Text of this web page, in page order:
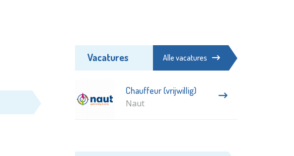
Vacatures Alle vacatures
Chauffeur (vrijwillig)
Naut